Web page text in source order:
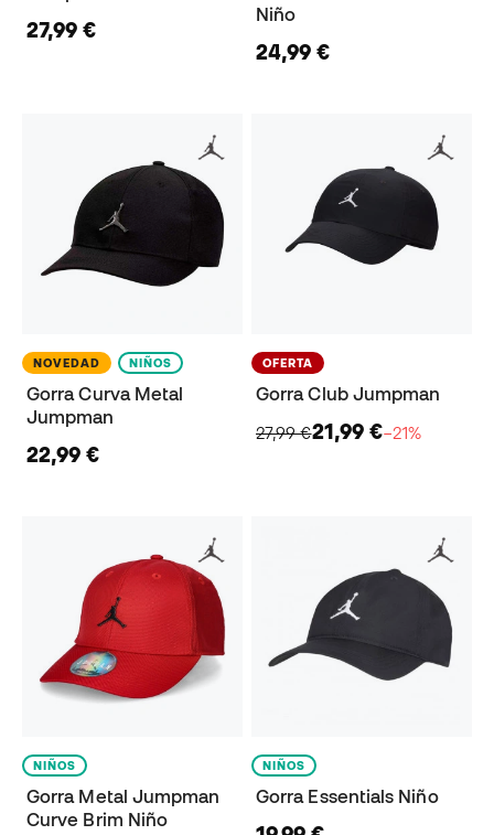
27,99 €
Niño
24,99 €
NOVEDAD NIÑOS
Gorra Curva Metal
Jumpman
22,99 €
OFERTA
Gorra Club Jumpman
27,99 €21,99 €−21%
NIÑOS
Gorra Metal Jumpman
Curve Brim Niño
NIÑOS
Gorra Essentials Niño